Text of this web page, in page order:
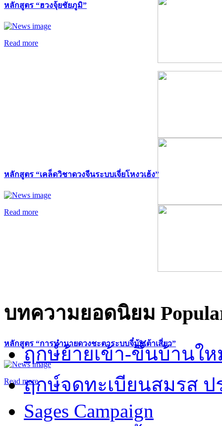
หลักสูตร “ฮวงจุ้ยชัยภูมิ”
Read more
หลักสูตร “เคล็ดวิชาดวงจีนระบบเจี่ยโหงวเฮ้ง”
Read more
หลักสูตร “การทำนายดวงชะตาระบบจี๋มุ้ยเต้าเสี่ยว”
Read more
บทความยอดนิยม
ฤกษ์ย้ายเข้า-ขึ้นบ้านให
ฤกษ์จดทะเบียนสมรส ป
Sages Campaign